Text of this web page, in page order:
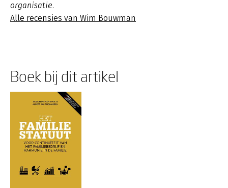
organisatie.
Alle recensies van Wim Bouwman
Boek bij dit artikel